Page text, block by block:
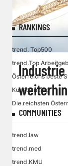
RANKINGS
trend. Top500
trend.Top
Österreichs beste
Kunstranking
Die reichsten
COMMUNITIES
trend.law
trend.med
trend.KMU